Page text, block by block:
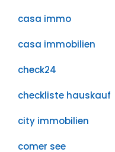
casa immo
casa immobilien
check24
checkliste hauskauf
city immobilien
comer see